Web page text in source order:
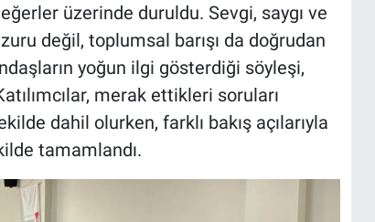
üzerinde duruldu. Sevgi, saygı ve
değil, toplumsal barışı da doğrudan
yoğun ilgi gösterdiği söyleşi,
merak ettikleri soruları
dahil olurken, farklı bakış açılarıyla
tamamlandı.